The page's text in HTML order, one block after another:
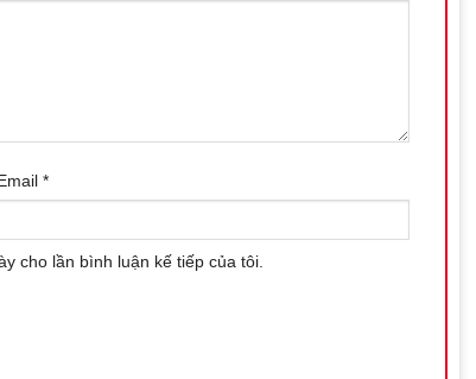
*
cho lần bình luận kế tiếp của tôi.